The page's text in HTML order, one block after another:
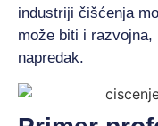
industriji čišćenja
može biti i
napredak.